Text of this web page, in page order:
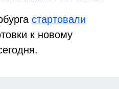
стартовали
к новому